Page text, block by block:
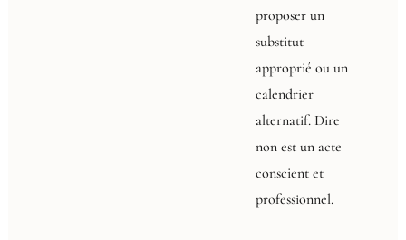
proposer un
substitut
approprié ou un
calendrier
alternatif. Dire
non est un acte
conscient et
professionnel.